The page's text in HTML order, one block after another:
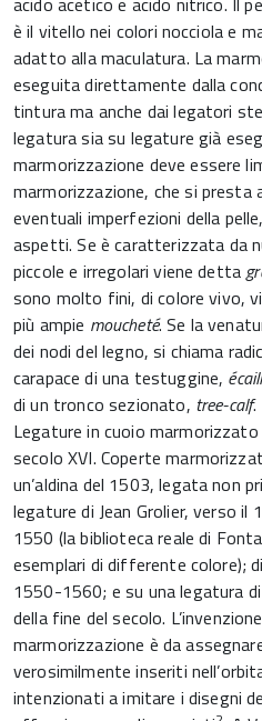
è il vitello nei colori nocciola e
adatto alla maculatura. La
eseguita direttamente dalla
tintura ma anche dai legatori
legatura sia su legature già
marmorizzazione deve essere
marmorizzazione, che si presta
eventuali imperfezioni della
aspetti. Se è caratterizzata da
piccole e irregolari viene detta
sono molto fini, di colore vivo,
più ampie moucheté. Se la
dei nodi del legno, si chiama
carapace di una testuggine,
di un tronco sezionato, tree-calf.
Legature in cuoio
secolo XVI. Coperte
un’aldina del 1503, legata non
legature di Jean Grolier, verso il
1550 (la biblioteca reale di
esemplari di differente colore);
1550-1560; e su una legatura
della fine del secolo.
marmorizzazione è da
verosimilmente inseriti
intenzionati a imitare i disegni